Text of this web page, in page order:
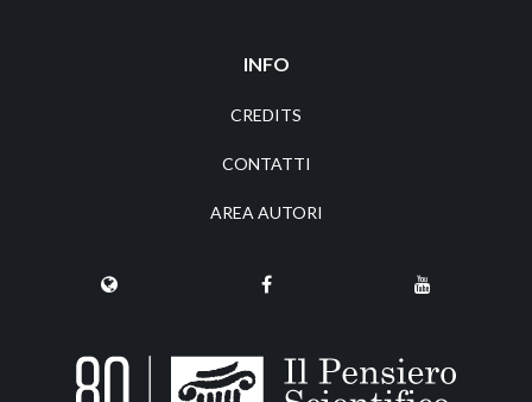
INFO
CREDITS
CONTATTI
AREA AUTORI